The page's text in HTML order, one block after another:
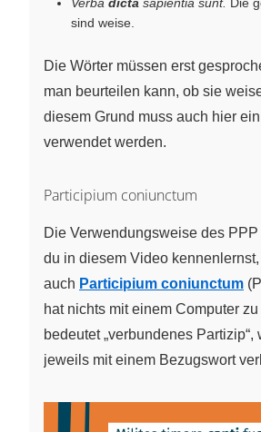
sind weise.
Die Wörter müssen erst
man beurteilen kann, ob sie
diesem Grund muss auch hier
verwendet werden.
Participium coniunctum
Die Verwendungsweise des
du in diesem Video
auch Participium coniunctum
hat nichts mit einem Computer
bedeutet „verbundenes
jeweils mit einem Bezugswort